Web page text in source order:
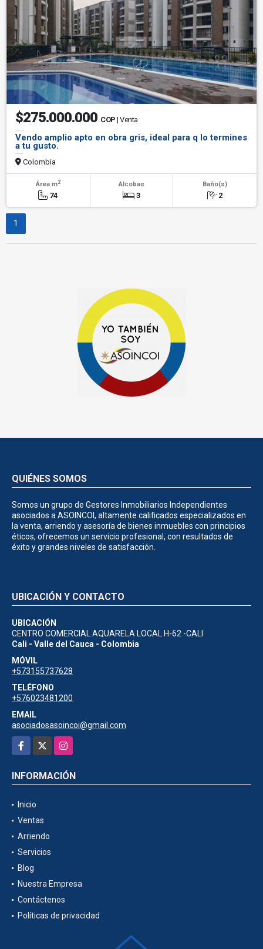
$275.000.000 COP | Venta
Vendo amplio apto en obra gris, ideal para q lo termines
a tu gusto.
Colombia
Área m2
74
Alcobas
3
Baño(s)
2
1
QUIÉNES SOMOS
Somos un grupo de Gestores Inmobiliarios Independientes
asociados a ASOINCOI, altamente calificados especializados en
la venta, arriendo y asesoría de bienes inmuebles con principios
éticos, ofrecemos un servicio profesional, con resultados de
éxito y grandes niveles de satisfacción.
UBICACIÓN Y CONTACTO
UBICACIÓN
CENTRO COMERCIAL AQUARELA LOCAL H-62 -CALI
Cali - Valle del Cauca - Colombia
MÓVIL
+573155737628
TELÉFONO
+576023481200
EMAIL
asociadosasoincoi@gmail.com
Facebook
Instagram
INFORMACIÓN
Inicio
Ventas
Arriendo
Servicios
Blog
Nuestra Empresa
Contáctenos
Políticas de privacidad